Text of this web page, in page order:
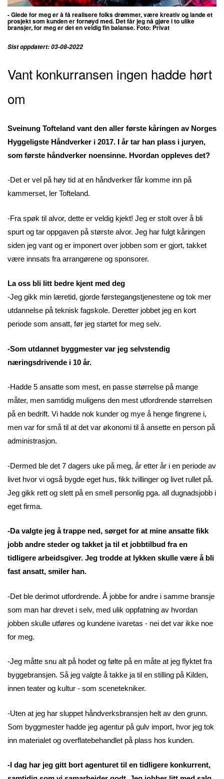
- Glede for meg er å få realisere folks drømmer, være kreativ og lande et
prosjekt som kunden er fornøyd med. Det får jeg nå gjøre i to ulike
bransjer, for meg er det en veldig fin balanse. Foto: Privat
Sist oppdatert: 03-08-2022
Vant konkurransen ingen hadde hørt
om
Sveinung Tofteland vant den aller første kåringen av Norges
Hyggeligste Håndverker i 2017. I år tar han plass i juryen,
som første håndverker noensinne. Hvordan oppleves det?
-Det er vel på høy tid at en håndverker får komme inn på
kammerset, ler Tofteland.
-Fra spøk til alvor, dette er veldig kjekt! Jeg er stolt over å bli
spurt og tar oppgaven på største alvor. Jeg har fulgt kåringen
siden jeg vant og er imponert over jobben som er gjort, takket
være innsats fra arrangørene og sponsorer.
La oss bli litt bedre kjent med deg
-Jeg gikk min læretid, gjorde førstegangstjenestene og tok mer
utdannelse på teknisk fagskole. Deretter jobbet jeg en kort
periode som ansatt, før jeg startet for meg selv.
-Som utdannet byggmester var jeg selvstendig
næringsdrivende i 10 år.
-Hadde 5 ansatte som mest, en passe størrelse på mange
måter, men samtidig muligens den mest utfordrende størrelsen
på en bedrift. Vi hadde nok kunder og mye å henge fingrene i,
men var for små til at det var økonomi til å ansette en person på
administrasjon.
-Dermed ble det 7 dagers uke på meg, år etter år i en periode av
livet hvor vi også bygde eget hus, fikk tvillinger og livet rullet på.
Jeg gikk rett og slett på en smell personlig pga. all dugnadsjobb i
eget firma.
-Da valgte jeg å trappe ned, sørget for at mine ansatte fikk
jobb andre steder og takket ja til et jobbtilbud fra en
tidligere arbeidsgiver. Jeg trodde at lykken skulle være å bli
fast ansatt, smiler han.
-Det ble derimot utfordrende. Å jobbe for andre i samme bransje
som man har drevet i selv, med ulik oppfatning av hvordan
jobben skulle utføres og kundene ivaretas - nei det var ikke noe
for meg.
-Jeg måtte snu alt på hodet og følte på en måte at jeg flyktet fra
byggebransjen. Så jeg valgte å takke ja til en stilling på Kilden,
innen teater og kultur - som scenetekniker.
-Uten at jeg har sluppet håndverksbransjen helt av den grunn.
Som byggmester hadde jeg agentur på gulv import, hvor jeg tok
inn materialet og overflatebehandlet på plass hos kunden.
-I dag har jeg gitt bort agenturet til en tidligere konkurrent,